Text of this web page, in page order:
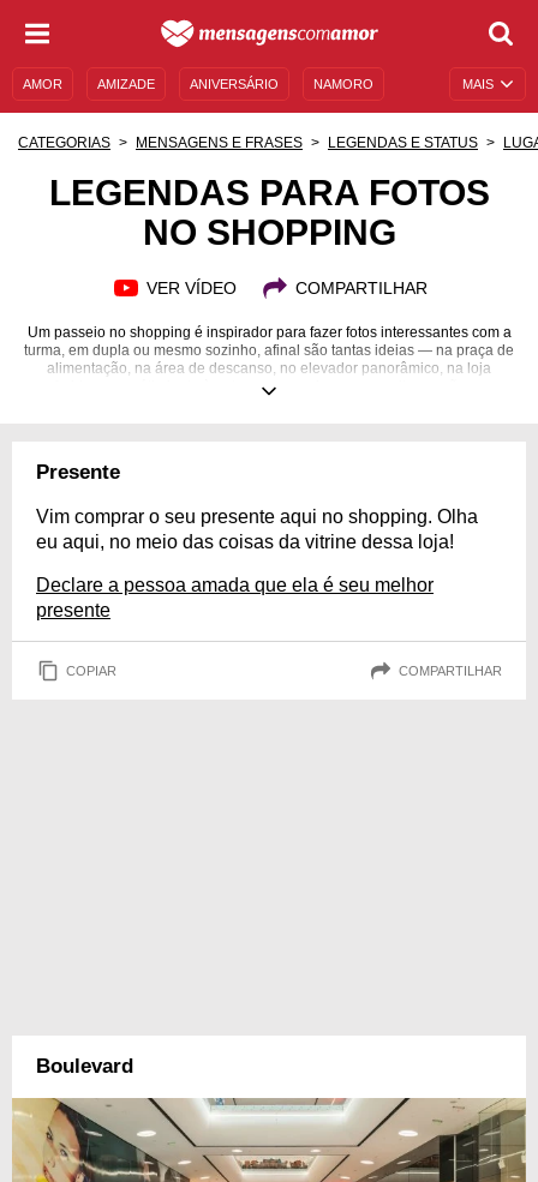
MAIS
AMOR AMIZADE ANIVERSÁRIO NAMORO
MENSAGENS E FRASES MENSAGENS DE ANIVERSÁRIO
CATEGORIAS MENSAGENS E FRASES LEGENDAS E STATUS
LEGENDAS PARA FOTOS
NO SHOPPING
VER VÍDEO COMPARTILHAR
Um passeio no shopping é inspirador para fazer fotos interessantes com a
turma, em dupla ou mesmo sozinho, afinal são tantas ideias — na praça de
alimentação, na área de descanso, no elevador panorâmico, na loja
preferida, num pátio junto à natureza e no cinema — muitas opções para
a sua visão do momento. Veja as nossas sugestões para diversas
Presente
Vim comprar o seu presente aqui no shopping. Olha
eu aqui, no meio das coisas da vitrine dessa loja!
Declare a pessoa amada que ela é seu melhor
presente
COPIAR COMPARTILHAR
Boulevard